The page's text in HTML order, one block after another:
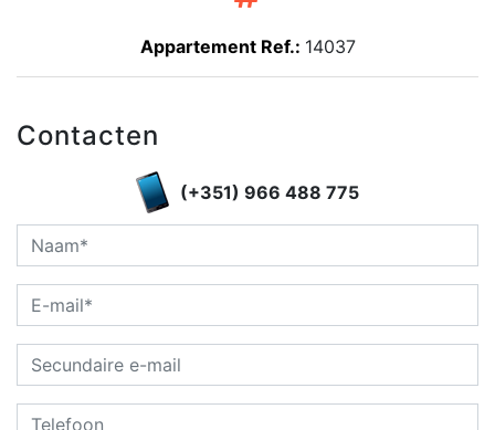
Appartement Ref.: 14037
Contacten
(+351) 966 488 775